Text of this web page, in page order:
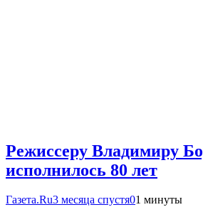
Режиссеру Владимиру
исполнилось 80 лет
Газета.Ru3 месяца спустя01 минуты